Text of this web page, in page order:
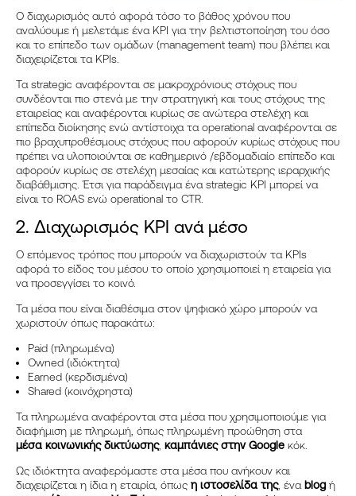
ΠΕΛΆΤΕΣ
PORTFOLIO
BLOG
ΕΠΙΚΟΙΝΩΝΊΑ
EN
Ο διαχωρισμός αυτό αφορά τόσο το βάθος χρόνου που
αναλύουμε ή μελετάμε ένα KPI για την βελτιστοποίηση του όσο
και το επίπεδο των ομάδων (management team) που βλέπει και
διαχειρίζεται τα KPIs.
Τα strategic αναφέρονται σε μακροχρόνιους στόχους που
συνδέονται πιο στενά με την στρατηγική και τους στόχους της
εταιρείας και αναφέρονται κυρίως σε ανώτερα στελέχη και
επίπεδα διοίκησης ενώ αντίστοιχα τα operational αναφέρονται σε
πιο βραχυπροθέσμους στόχους που αφορούν κυρίως στόχους που
πρέπει να υλοποιούνται σε καθημερινό /εβδομαδιαίο επίπεδο και
αφορούν κυρίως σε στελέχη μεσαίας και κατώτερης ιεραρχικής
διαβάθμισης. Έτσι για παράδειγμα ένα strategic ΚPI μπορεί να
είναι το ROAS ενώ operational το CTR.
2. Διαχωρισμός KPI ανά μέσο
Ο επόμενος τρόπος που μπορούν να διαχωριστούν τα KPIs
αφορά το είδος του μέσου το οποίο χρησιμοποιεί η εταιρεία για
να προσεγγίσει το κοινό.
Τα μέσα που είναι διαθέσιμα στον ψηφιακό χώρο μπορούν να
χωριστούν όπως παρακάτω:
Paid (πληρωμένα)
Owned (ιδιόκτητα)
Earned (κερδισμένα)
Shared (κοινόχρηστα)
Τα πληρωμένα αναφέρονται στα μέσα που χρησιμοποιούμε για
διαφήμιση με πληρωμή, όπως πληρωμένη προώθηση στα
μέσα κοινωνικής δικτύωσης, καμπάνιες στην Google κόκ.
Ως ιδιόκτητα αναφερόμαστε στα μέσα που ανήκουν και
διαχειρίζεται η ίδια η εταιρία, όπως η ιστοσελίδα της, έναblogή